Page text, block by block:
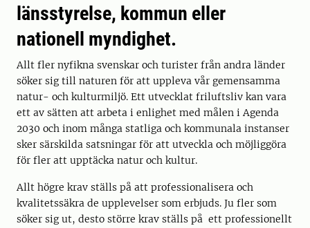
länsstyrelse, kommun eller
nationell myndighet.
Allt fler nyfikna svenskar och turister från andra länder
söker sig till naturen för att uppleva vår gemensamma
natur- och kulturmiljö. Ett utvecklat friluftsliv kan vara
ett av sätten att arbeta i enlighet med målen i Agenda
2030 och inom många statliga och kommunala instanser
sker särskilda satsningar för att utveckla och möjliggöra
för fler att upptäcka natur och kultur.
Allt högre krav ställs på att professionalisera och
kvalitetssäkra de upplevelser som erbjuds. Ju fler som
söker sig ut, desto större krav ställs på ett professionellt